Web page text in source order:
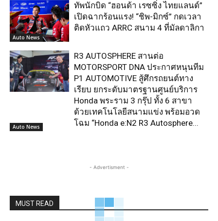
Auto News
ทัพนักบิด “ฮอนด้า เรซซิ่ง ไทยแลนด์”
เปิดฉากร้อนแรง! “ชิพ-มิกซ์” กดเวลา
ติดหัวแถว ARRC สนาม 4 ที่มัลดาลิกา
Auto News
R3 AUTOSPHERE สานต่อ
MOTORSPORT DNA ประกาศหนุนทีม
P1 AUTOMOTIVE สู้ศึกรถยนต์ทาง
เรียบ ยกระดับมาตรฐานศูนย์บริการ
Honda พระราม 3 กรุ๊ป ทั้ง 6 สาขา
ด้วยเทคโนโลยีสนามแข่ง พร้อมอวด
โฉม “Honda e:N2 R3 Autosphere...
- Advertisment -
MUST READ